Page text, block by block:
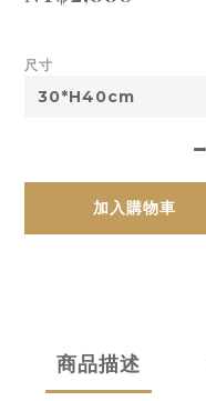
尺寸
加入購物車
商品描述